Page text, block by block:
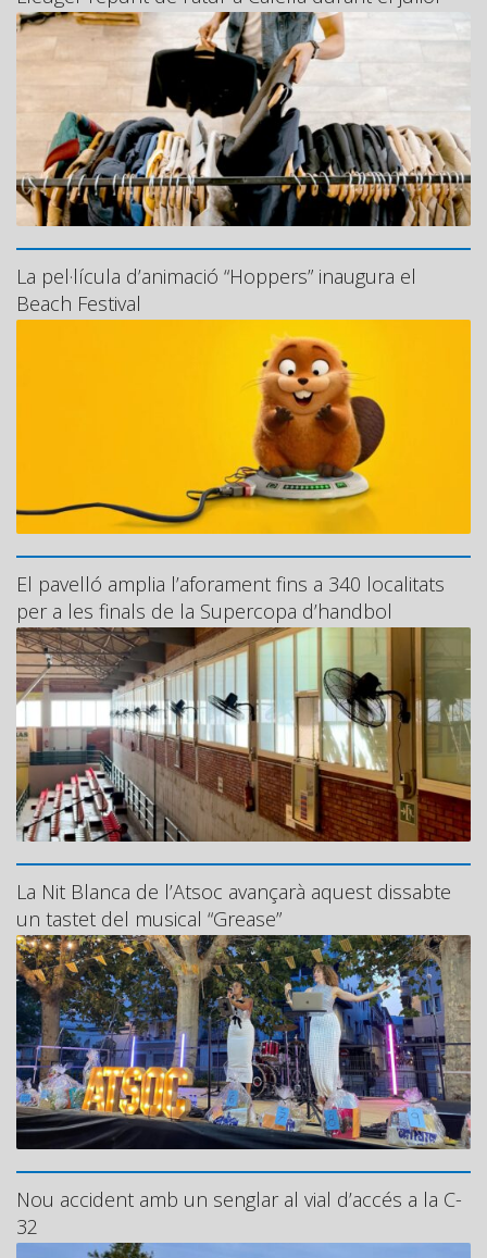
La pel·lícula d’animació “Hoppers” inaugura el
Beach Festival
El pavelló amplia l’aforament fins a 340 localitats
per a les finals de la Supercopa d’handbol
La Nit Blanca de l’Atsoc avançarà aquest dissabte
un tastet del musical “Grease”
Nou accident amb un senglar al vial d’accés a la C-
32